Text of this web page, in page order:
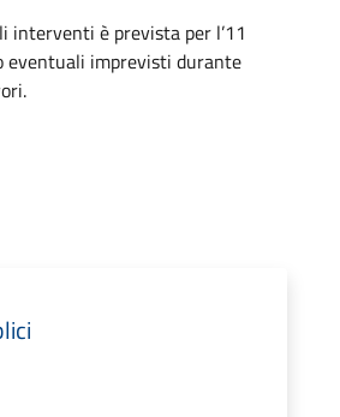
interventi è prevista per l’11
eventuali imprevisti durante